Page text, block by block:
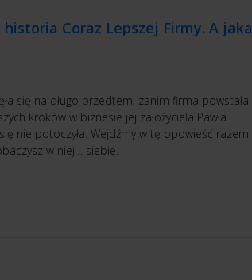
Coraz Lepszej Firmy. A jaka
się na długo przedtem, zanim firma powstała.
kroków w biznesie jej założyciela Pawła
nie potoczyła. Wejdźmy w tę opowieść razem,
w niej… siebie.